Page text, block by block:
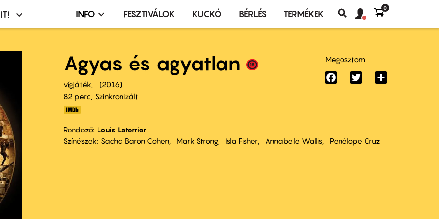
Infó,
terembérlés
menü
INFO FESZTIVÁLOK KUCKÓ BÉRLÉS TERMÉKEK
Keresés
fiók
Felhasználói
0
Agyas és agyatlan
vígjáték
2016
82 perc,
Szinkronizált
Rendező Louis Leterrier
Színészek
Sacha Baron Cohen Mark Strong Isla Fisher Annabelle Wallis Penélope Cruz
Megosztom
FacebookTwitter